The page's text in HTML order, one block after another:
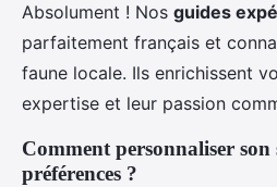
Absolument ! Nos guides
parfaitement français et
faune locale. Ils enrichissent
expertise et leur passion
Comment personnaliser son
préférences ?